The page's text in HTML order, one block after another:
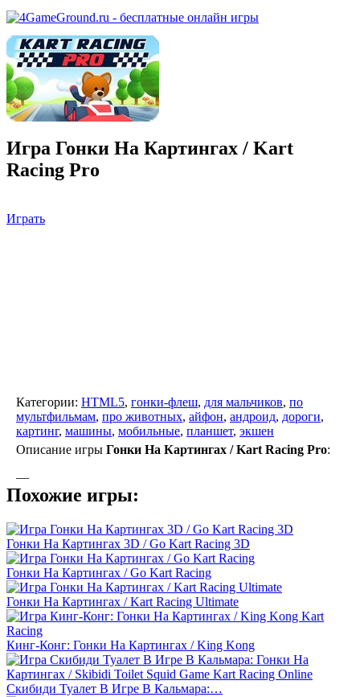
Игра Гонки На Картингах / Kart
Racing Pro
Играть
Категории: HTML5, гонки-флеш, для мальчиков, по
мультфильмам, про животных, айфон, андроид, дороги,
картинг, машины, мобильные, планшет, экшен
Описание игры Гонки На Картингах / Kart Racing Pro:
—
Похожие игры:
Гонки На Картингах 3D / Go Kart Racing 3D
Гонки На Картингах / Go Kart Racing
Гонки На Картингах / Kart Racing Ultimate
Кинг-Конг: Гонки На Картингах / King Kong
Скибиди Туалет В Игре В Кальмара:…